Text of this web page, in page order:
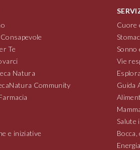
Te
Natura
Community
e iniziative
Cuore
Sonno
Vie
Guida
Salute